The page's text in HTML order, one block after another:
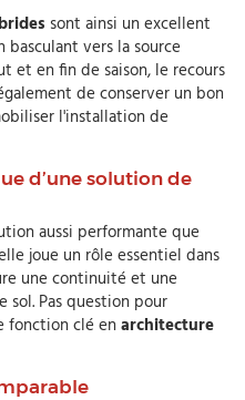
sont ainsi un excellent
basculant vers la source
et en fin de saison, le recours
de conserver un bon
l'installation de
d’une solution de
aussi performante que
joue un rôle essentiel dans
une continuité et une
Pas question pour
fonction clé en architecture